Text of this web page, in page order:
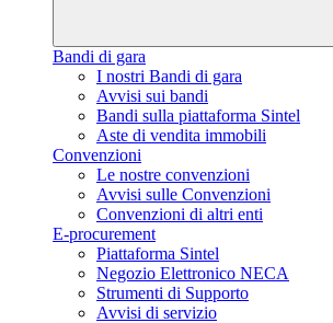
Bandi di gara
I nostri Bandi di gara
Avvisi sui bandi
Bandi sulla piattaforma Sintel
Aste di vendita immobili
Convenzioni
Le nostre convenzioni
Avvisi sulle Convenzioni
Convenzioni di altri enti
E-procurement
Piattaforma Sintel
Negozio Elettronico NECA
Strumenti di Supporto
Avvisi di servizio